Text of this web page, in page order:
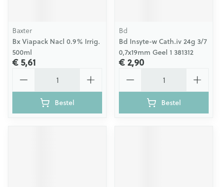
Baxter
Bx Viapack Nacl 0.9% Irrig.
500ml
€ 5,61
Bestel
Bd
Bd Insyte-w Cath.iv 24g 3/7
0,7x19mm Geel 1 381312
€ 2,90
Bestel